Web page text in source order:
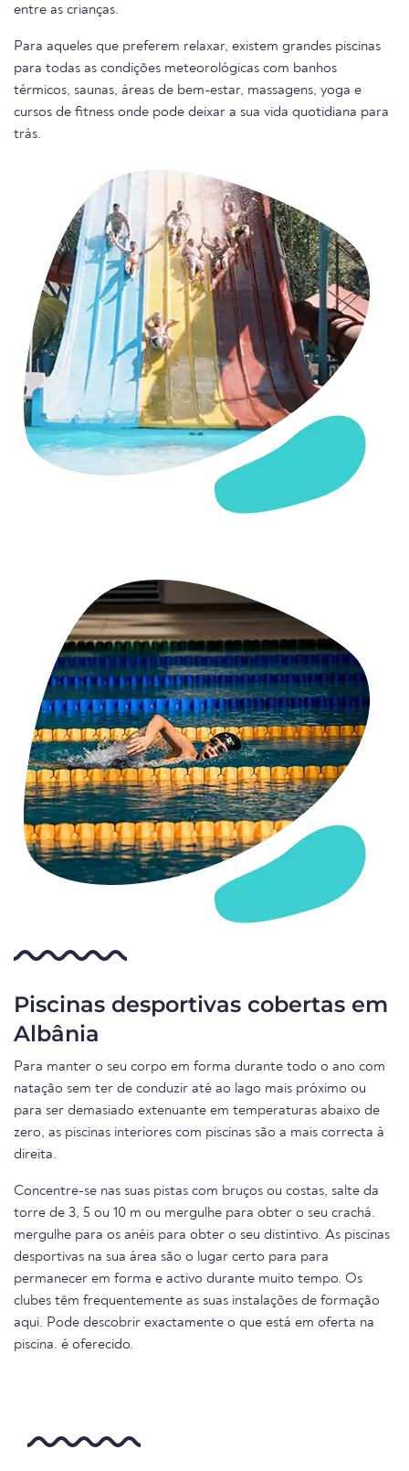
entre as crianças.
Para aqueles que preferem relaxar, existem grandes piscinas
para todas as condições meteorológicas com banhos
térmicos, saunas, áreas de bem-estar, massagens, yoga e
cursos de fitness onde pode deixar a sua vida quotidiana para
trás.
Piscinas desportivas cobertas em
Albânia
Para manter o seu corpo em forma durante todo o ano com
natação sem ter de conduzir até ao lago mais próximo ou
para ser demasiado extenuante em temperaturas abaixo de
zero, as piscinas interiores com piscinas são a mais correcta à
direita.
Concentre-se nas suas pistas com bruços ou costas, salte da
torre de 3, 5 ou 10 m ou mergulhe para obter o seu crachá.
mergulhe para os anéis para obter o seu distintivo. As piscinas
desportivas na sua área são o lugar certo para para
permanecer em forma e activo durante muito tempo. Os
clubes têm frequentemente as suas instalações de formação
aqui. Pode descobrir exactamente o que está em oferta na
piscina. é oferecido.